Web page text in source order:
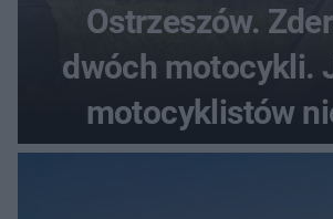
Ostrzeszów.
dwóch motocykli.
motocyklistów